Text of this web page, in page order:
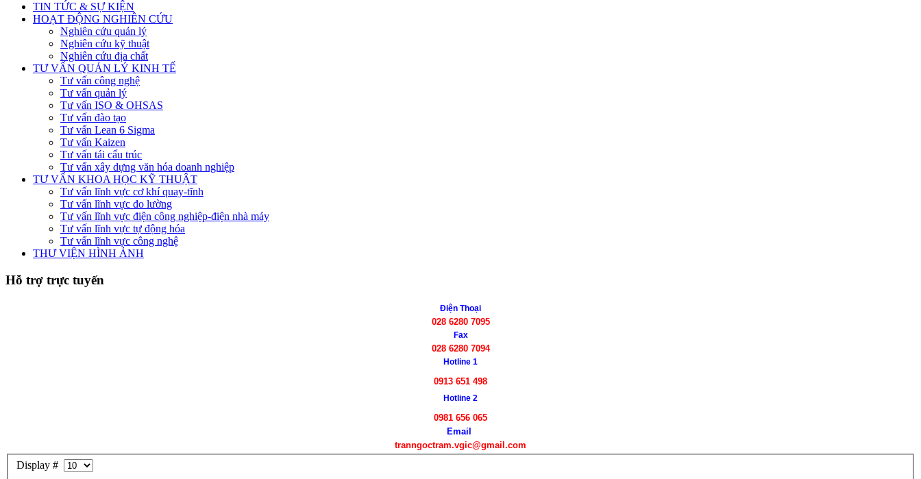
TIN TỨC & SỰ KIỆN
HOẠT ĐỘNG NGHIÊN CỨU
Nghiên cứu quản lý
Nghiên cứu kỹ thuật
Nghiên cứu địa chất
TƯ VẤN QUẢN LÝ KINH TẾ
Tư vấn công nghệ
Tư vấn quản lý
Tư vấn ISO & OHSAS
Tư vấn đào tạo
Tư vấn Lean 6 Sigma
Tư vấn Kaizen
Tư vấn tái cấu trúc
Tư vấn xây dựng văn hóa doanh nghiệp
TƯ VẤN KHOA HỌC KỸ THUẬT
Tư vấn lĩnh vực cơ khí quay-tĩnh
Tư vấn lĩnh vực đo lường
Tư vấn lĩnh vực điện công nghiệp-điện nhà máy
Tư vấn lĩnh vực tự động hóa
Tư vấn lĩnh vực công nghệ
THƯ VIỆN HÌNH ẢNH
Hỗ trợ trực tuyến
Điện Thoại
028 6280 7095
Fax
028 6280 7094
Hotline 1
0913 651 498
Hotline 2
0981 656 065
Email
tranngoctram.vgic@gmail.com
Display #